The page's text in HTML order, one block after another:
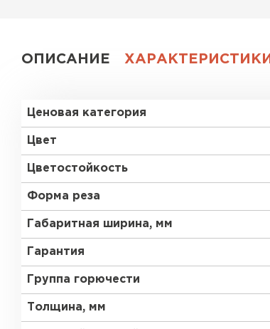
ОПИСАНИЕ ХАРАКТЕРИСТИКИ
Ценовая категория
Цвет
Цветостойкость
Форма реза
Габаритная ширина, мм
Гарантия
Группа горючести
Толщина, мм